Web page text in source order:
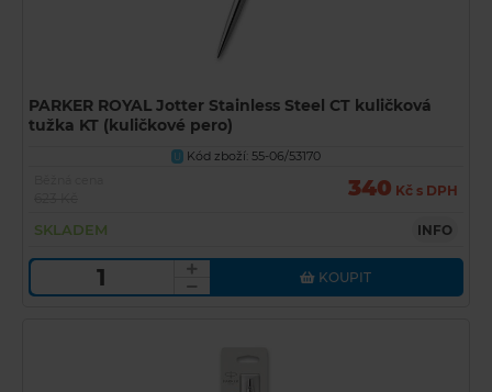
PARKER ROYAL Jotter Stainless Steel CT kuličková
tužka KT (kuličkové pero)
U
Kód zboží: 55-06/53170
340 Kč s DPH
SKLADEM INFO
KOUPIT